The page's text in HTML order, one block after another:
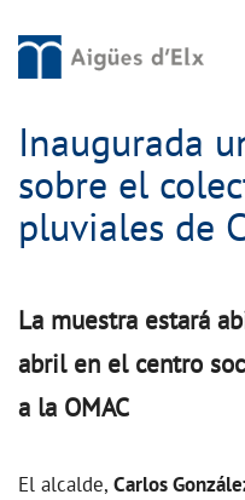
Inaugurada
sobre el
pluviales de
La muestra estará
abril en el centro
a la OMAC
El alcalde,Carlos